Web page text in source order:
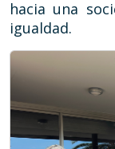
hacia una
igualdad.